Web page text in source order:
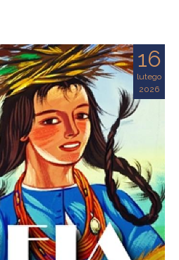
16
lutego
2026